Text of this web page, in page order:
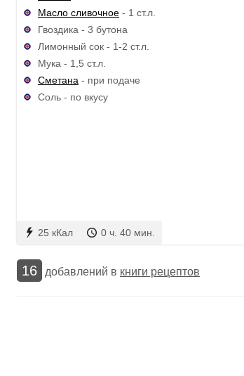
Масло сливочное - 1 ст.л.
Гвоздика - 3 бутона
Лимонный сок - 1-2 ст.л.
Мука - 1,5 ст.л.
Сметана - при подаче
Соль - по вкусу
25 кКал 0 ч. 40 мин.
16 добавлений в книги рецептов